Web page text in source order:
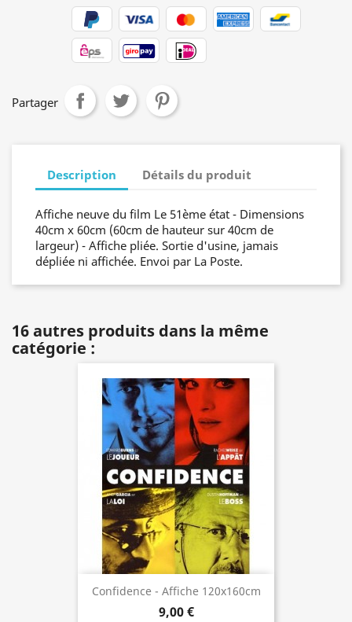
Partager
Description Détails du produit
Affiche neuve du film Le 51ème état - Dimensions
40cm x 60cm (60cm de hauteur sur 40cm de
largeur) - Affiche pliée. Sortie d'usine, jamais
dépliée ni affichée. Envoi par La Poste.
16 autres produits dans la même
catégorie :
Confidence - Affiche 120x160cm
9,00 €